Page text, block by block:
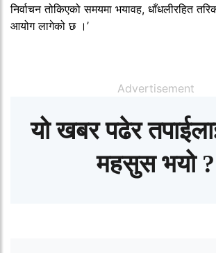
निर्वाचन तोकिएको समयमा भयावह, धाँधलीरहित
आयोग लागेको छ ।’
Advertisement
यो खबर पढेर
महसुस भयो ?